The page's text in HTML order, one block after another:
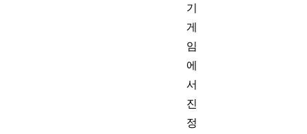
기
게
임
에
서
진
정